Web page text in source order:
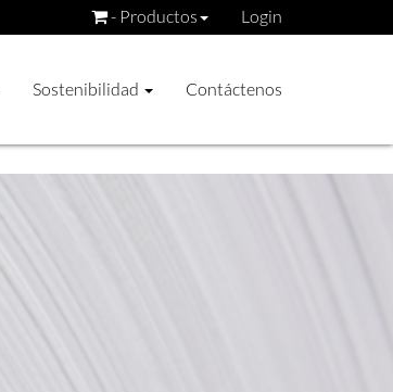
Login
- Productos
Sostenibilidad Contáctenos